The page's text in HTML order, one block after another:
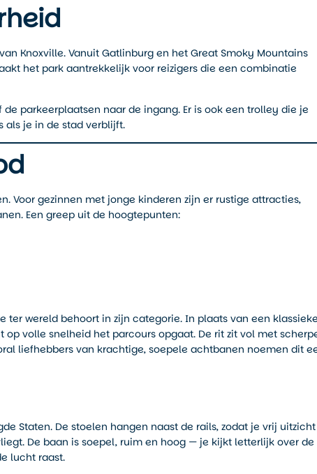
Knoxville. Vanuit Gatlinburg en het Great Smoky Mountains
het park aantrekkelijk voor reizigers die een combinatie
parkeerplaatsen naar de ingang. Er is ook een trolley die je
als je in de stad verblijft.
Voor gezinnen met jonge kinderen zijn er rustige attracties,
Een greep uit de hoogtepunten:
ter wereld behoort in zijn categorie. In plaats van een klassieke
volle snelheid het parcours opgaat. De rit zit vol met
liefhebbers van krachtige, soepele achtbanen noemen dit
Staten. De stoelen hangen naast de rails, zodat je vrij uitzicht
De baan is soepel, ruim en hoog — je kijkt letterlijk over de
lucht raast.